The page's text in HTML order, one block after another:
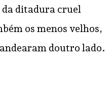
da ditadura cruel
os menos velhos,
doutro lado.